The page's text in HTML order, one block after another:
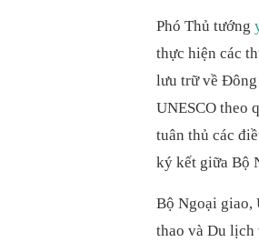
Phó Thủ tướng
thực hiện các
lưu trữ về Đông
UNESCO theo
tuân thủ các
ký kết giữa Bộ
Bộ Ngoại giao,
thao và Du lịch